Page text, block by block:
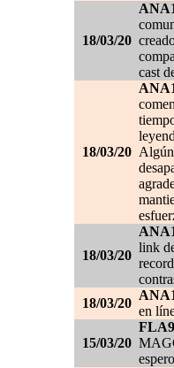
18/03/20
cast
18/03/20
18/03/20
link
18/03/20
en
15/03/20